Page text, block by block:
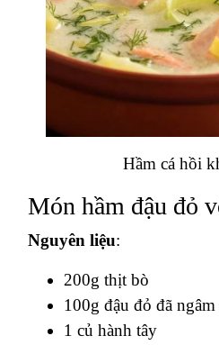
Hầm cá hồi
Món hầm đậu đỏ
Nguyên liệu:
200g thịt bò
100g đậu đỏ đã
1 củ hành tây